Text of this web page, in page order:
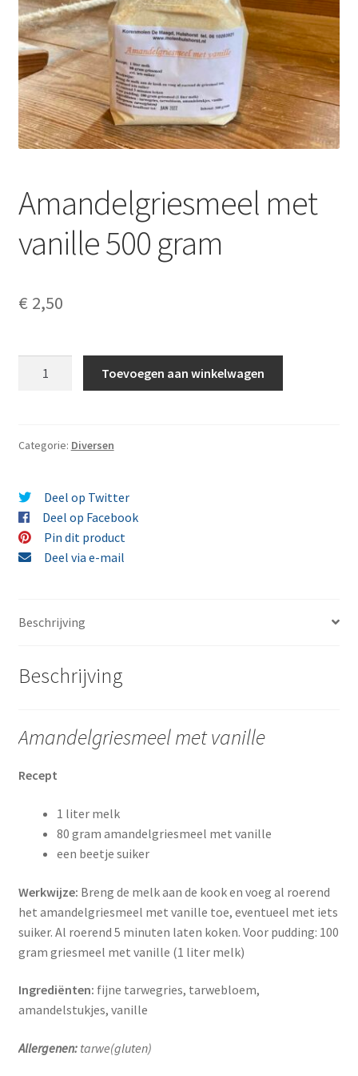
Contact
Algemene voorwaarden
Privacyverklaring
Disclaimer
Cookieverklaring
Copyright
Amandelgriesmeel met
vanille 500 gram
€ 2,50
gram
Toevoegen aan winkelwagen
Categorie: Diversen
Deel op Twitter
Deel op Facebook
Pin dit product
Deel via e-mail
Beschrijving
Beschrijving
Amandelgriesmeel met vanille
Recept
1 liter melk
80 gram amandelgriesmeel met vanille
een beetje suiker
Werkwijze: Breng de melk aan de kook en voeg al roerend
het amandelgriesmeel met vanille toe, eventueel met iets
suiker. Al roerend 5 minuten laten koken. Voor pudding: 100
gram griesmeel met vanille (1 liter melk)
Ingrediënten: fijne tarwegries, tarwebloem,
amandelstukjes, vanille
Allergenen:tarwe(gluten)